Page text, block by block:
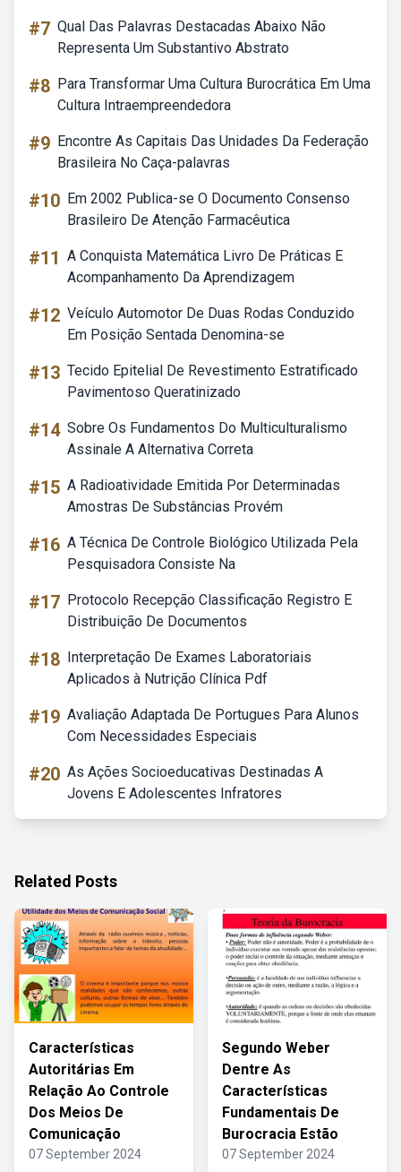
#7 Qual Das Palavras Destacadas Abaixo Não
Representa Um Substantivo Abstrato
#8 Para Transformar Uma Cultura Burocrática Em Uma
Cultura Intraempreendedora
#9 Encontre As Capitais Das Unidades Da Federação
Brasileira No Caça-palavras
#10 Em 2002 Publica-se O Documento Consenso
Brasileiro De Atenção Farmacêutica
#11 A Conquista Matemática Livro De Práticas E
Acompanhamento Da Aprendizagem
#12 Veículo Automotor De Duas Rodas Conduzido
Em Posição Sentada Denomina-se
#13 Tecido Epitelial De Revestimento Estratificado
Pavimentoso Queratinizado
#14 Sobre Os Fundamentos Do Multiculturalismo
Assinale A Alternativa Correta
#15 A Radioatividade Emitida Por Determinadas
Amostras De Substâncias Provém
#16 A Técnica De Controle Biológico Utilizada Pela
Pesquisadora Consiste Na
#17 Protocolo Recepção Classificação Registro E
Distribuição De Documentos
#18 Interpretação De Exames Laboratoriais
Aplicados à Nutrição Clínica Pdf
#19 Avaliação Adaptada De Portugues Para Alunos
Com Necessidades Especiais
#20 As Ações Socioeducativas Destinadas A
Jovens E Adolescentes Infratores
Related Posts
Características
Autoritárias Em
Relação Ao Controle
Dos Meios De
Comunicação
07 September 2024
Segundo Weber
Dentre As
Características
Fundamentais De
Burocracia Estão
07 September 2024